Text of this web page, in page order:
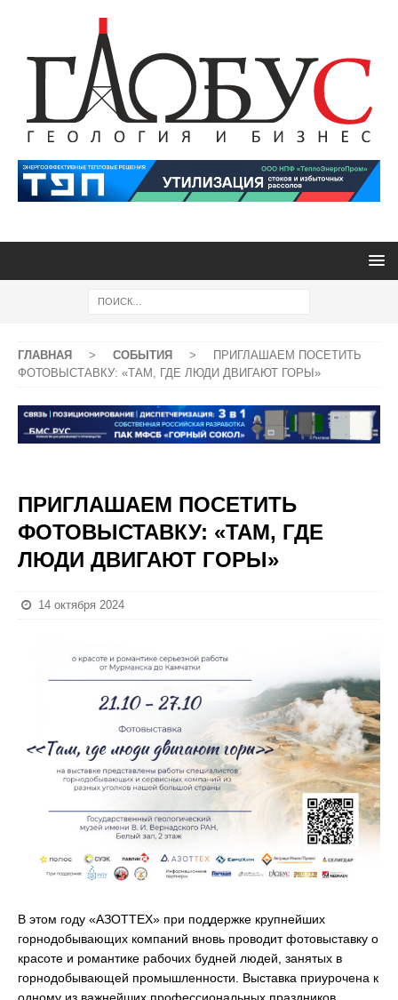
ГЛАВНАЯ > СОБЫТИЯ >
ПРИГЛАШАЕМ ПОСЕТИТЬ
ФОТОВЫСТАВКУ: «ТАМ, ГДЕ ЛЮДИ ДВИГАЮТ ГОРЫ»
ПРИГЛАШАЕМ ПОСЕТИТЬ
ФОТОВЫСТАВКУ: «ТАМ, ГДЕ
ЛЮДИ ДВИГАЮТ ГОРЫ»
14 октября 2024
В этом году «АЗОТТЕХ» при поддержке крупнейших
горнодобывающих компаний вновь проводит фотовыставку о
красоте и романтике рабочих будней людей, занятых в
горнодобывающей промышленности. Выставка приурочена к